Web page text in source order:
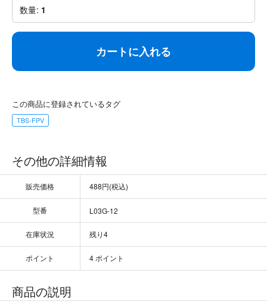
数量: 1
カートに入れる
この商品に登録されているタグ
TBS-FPV
その他の詳細情報
販売価格 488円(税込)
型番 L03G-12
在庫状況 残り4
ポイント 4 ポイント
商品の説明